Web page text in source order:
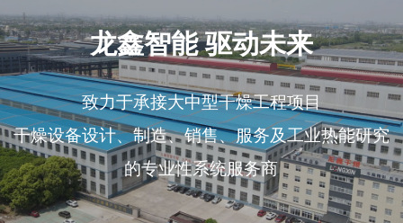
龙鑫智能 驱动未来
致力于承接大中型干燥工程项目
干燥设备设计、制造、销售、服务及工业热能研究
的专业性系统服务商